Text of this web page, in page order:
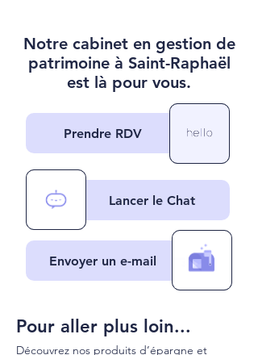
Notre cabinet en gestion de
patrimoine à Saint-Raphaël
est là pour vous.
Prendre RDV
Lancer le Chat
Envoyer un e-mail
Pour aller plus loin...
Découvrez nos produits d’épargne et